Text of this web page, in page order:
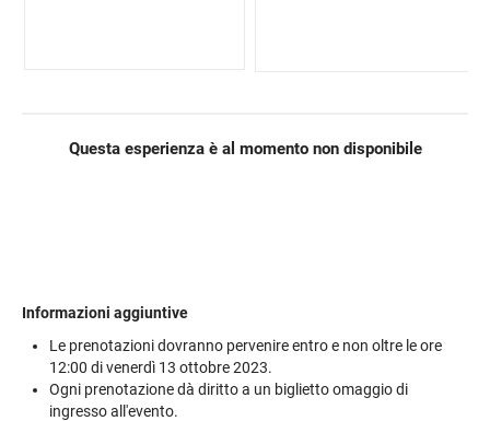
Questa esperienza è al momento non disponibile
Informazioni aggiuntive
Le prenotazioni dovranno pervenire entro e non oltre le ore
12:00 di venerdì 13 ottobre 2023.
Ogni prenotazione dà diritto a un biglietto omaggio di
ingresso all'evento.